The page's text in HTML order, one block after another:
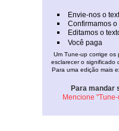
Para mandar
Mencione
Envie-nos o
Confirmamos
Editamos o
Você paga
Um Tune-up corrige os
esclarecer o significado
Para uma edição mais